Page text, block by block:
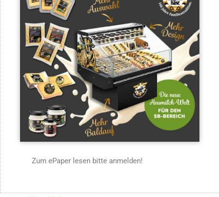
Zum ePaper lesen bitte anmelden!